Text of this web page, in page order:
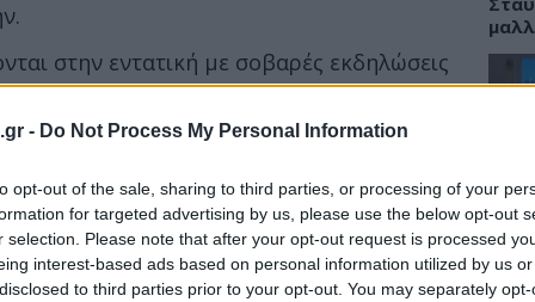
- Do Not Process My Personal Information
opt-out of the sale, sharing to third parties, or processing of your
for targeted advertising by us, please use the below opt-out
selection. Please note that after your opt-out request is processed
interest-based ads based on personal information utilized by us
to third parties prior to your opt-out. You may separately
στην εντατική με σοβαρές εκδηλώσεις
Δημοσίας Υγείας (ΕΟΔΥ), τα
κατά τον πρώτο μήνα της
ανέρχονται σε 17. Τα 10 από αυτά
Πέμπτη έως και χθες (30/07/2025). Οι
ιό εντός της χώρας μας (εγχώρια